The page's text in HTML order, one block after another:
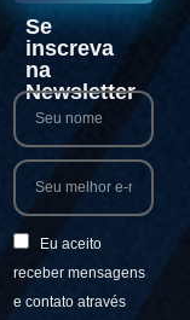
Se
inscreva
na
Newsletter
Eu aceito
receber mensagens
e contato através